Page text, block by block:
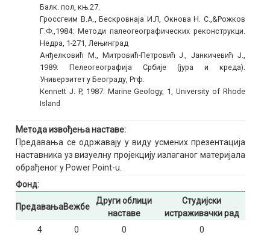
Балк. пол, књ.27.
Гроссгеим В.А., Бескровнаја И.Л, Окнова Н. С.,&Рожков
Г.Ф.,1984: Методи палеогеографических реконструкци.
Недра, 1-271, Лењинград
Анђелковић М., Митровић-Петровић Ј., Јанкичевић Ј.,
1989: Пелеогеографија Србије (јура и креда).
Универзитет у Београду, Ргф.
Кеnnett J. P, 1987: Marine Geology, 1, University of Rhode
Island
Метода извођења наставе:
Предавања се одржавају у виду усмених презентација
наставника уз визуелну пројекцију излаганог материјала
обрађеног у Power Point-u.
Фонд:
ПредавањаВежбе
Други облици
наставе
Студијски
истраживачки рад
4
0 0
0